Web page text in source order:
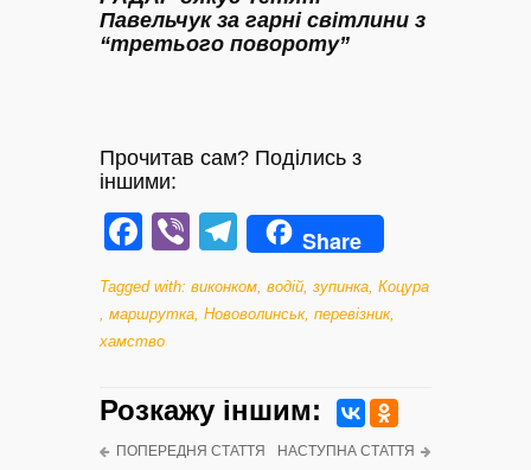
Павельчук за гарні світлини з
“третього повороту”
Прочитав сам? Поділись з
іншими:
Facebook
ViberTelegram
Share
Tagged with: виконком водій зупинка Коцура
маршрутка Нововолинськ, перевізник,
хамство
Розкажу iншим:
ПОПЕРЕДНЯ СТАТТЯ НАСТУПНА СТАТТЯ